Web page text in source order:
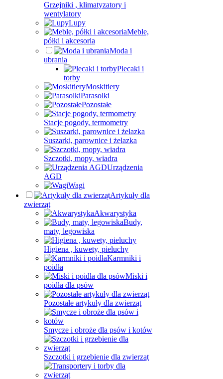
Grzejniki , klimatyzatory i
wentylatory
Lupy
Meble,
półki i akcesoria
Moda i
ubrania
Plecaki i
torby
Moskitiery
Parasolki
Pozostałe
Stacje pogody, termometry
Suszarki, parownice i żelazka
Szczotki, mopy, wiadra
Urządzenia
AGD
Wagi
Artykuły dla
zwierząt
Akwarystyka
Budy,
maty, legowiska
Higiena , kuwety, pieluchy
Karmniki i
poidła
Miski i
poidła dla psów
Pozostałe artykuły dla zwierząt
Smycze i obroże dla psów i kotów
Szczotki i grzebienie dla zwierząt